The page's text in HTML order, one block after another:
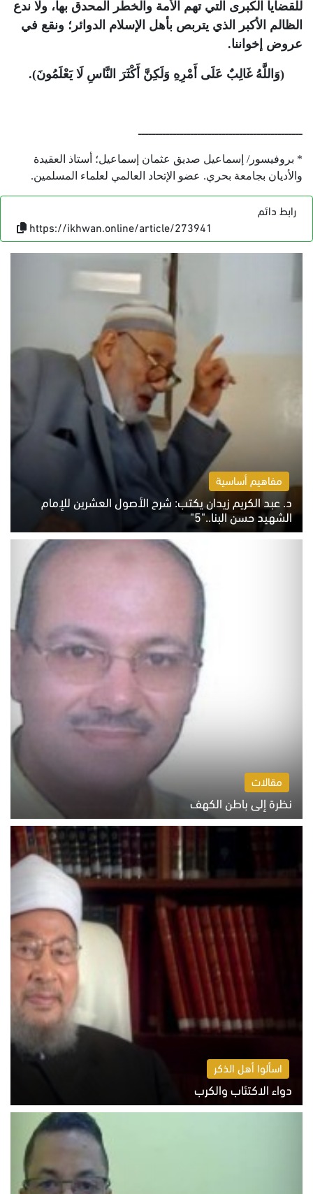
للقضايا الكبرى التي تهم الأمة والخطر المحدق بها، ولا ندع
الظالم الأكبر الذي يتربص بأهل الإسلام الدوائر؛ ونقع في
عروض إخواننا.
(وَاللَّهُ غَالِبٌ عَلَى أَمْرِهِ وَلَكِنَّ أَكْثَرَ النَّاسِ لَا يَعْلَمُونَ).
ـــــــــــــــــــــــــــــــــــــــــــــــ
* بروفيسور/ إسماعيل صديق عثمان إسماعيل؛ أستاذ العقيدة
والأديان بجامعة بحري. عضو الإتحاد العالمي لعلماء المسلمين.
رابط دائم
https://ikhwan.online/article/273941
مفاهيم أساسية
د. عبد الكريم زيدان يكتب: شرح الأصول العشرين للإمام
الشهيد حسن البنا.."5"
السبت 8 أغسطس 2026 10:46 ص
مقالات
نظرة إلى باطن الكهف
السبت 8 أغسطس 2026 11:04 ص
اسألوا أهل الذكر
دواء الاكتئاب والكرب
السبت 8 أغسطس 2026 10:54 ص